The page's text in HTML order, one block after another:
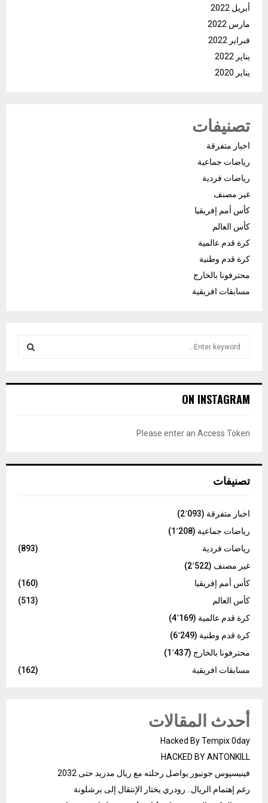
أبريل 2022
مارس 2022
فبراير 2022
يناير 2022
يناير 2020
تصنيفات
اخبار متفرقة
رياضات جماعية
رياضات فردية
غير مصنف
كأس أمم إفريقيا
كأس العالم
كرة قدم عالمية
كرة قدم وطنية
محترفونا بالخارج
مسابقات افريقية
h
C
ON INSTAGRAM
Please enter an Access Token
تصنيفات
اخبار متفرقة (2٬093)
رياضات جماعية (1٬208)
رياضات فردية
(893)
غير مصنف (2٬522)
كأس أمم إفريقيا
(160)
كأس العالم
(513)
كرة قدم عالمية (4٬169)
كرة قدم وطنية (6٬249)
محترفونا بالخارج (1٬437)
مسابقات افريقية
(162)
أحدث المقالات
Hacked By Tempix 0day
HACKED BY ANTONKILL
فينيسيوس جونيور يواصل رحلته مع ريال مدريد حتى 2032
رغم إهتمام الريال.. رودري يختار الإنتقال إلى برشلونة